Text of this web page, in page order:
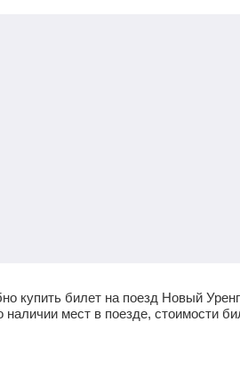
купить билет на поезд Новый
мест в поезде, стоимости